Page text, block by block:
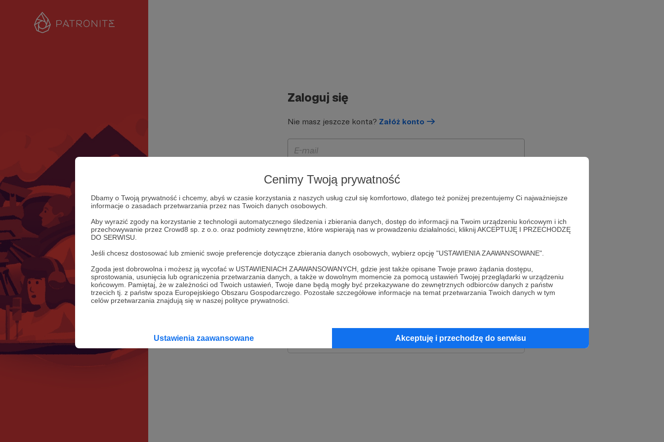
Cenimy Twoją prywatność
Dbamy o Twoją prywatność i chcemy, abyś w czasie korzystania z naszych usług czuł się komfortowo, dlatego też poniżej prezentujemy Ci najważniejsze
informacje o zasadach przetwarzania przez nas Twoich danych osobowych.
Aby wyrazić zgody na korzystanie z technologii automatycznego śledzenia i zbierania danych, dostęp do informacji na Twoim urządzeniu końcowym i ich
przechowywanie przez Crowd8 sp. z o.o. oraz podmioty zewnętrzne, które wspierają nas w prowadzeniu działalności, kliknij AKCEPTUJĘ I PRZECHODZĘ
DO SERWISU.
Jeśli chcesz dostosować lub zmienić swoje preferencje dotyczące zbierania danych osobowych, wybierz opcję "USTAWIENIA ZAAWANSOWANE".
Zgoda jest dobrowolna i możesz ją wycofać w USTAWIENIACH ZAAWANSOWANYCH, gdzie jest także opisane Twoje prawo żądania dostępu,
sprostowania, usunięcia lub ograniczenia przetwarzania danych, a także w dowolnym momencie za pomocą ustawień Twojej przeglądarki w urządzeniu
końcowym. Pamiętaj, że w zależności od Twoich ustawień, Twoje dane będą mogły być przekazywane do zewnętrznych odbiorców danych z państw
trzecich tj. z państw spoza Europejskiego Obszaru Gospodarczego. Pozostałe szczegółowe informacje na temat przetwarzania Twoich danych w tym
celów przetwarzania znajdują się w naszej polityce prywatności.
Ustawienia zaawansowane Akceptuję i przechodzę do serwisu
Zaloguj się
Nie masz jeszcze konta? Załóż konto
Zapamiętaj mnie
lub
Kontynuuj z Apple